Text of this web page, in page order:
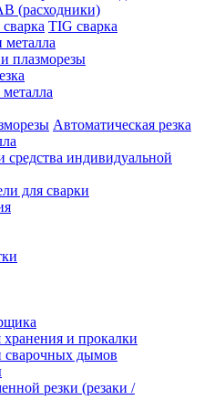
(расходники)
TIG сварка
металла
плазморезы
Автоматическая резка
средства индивидуальной
для сварки
и прокалки
дымов
резки (резаки /